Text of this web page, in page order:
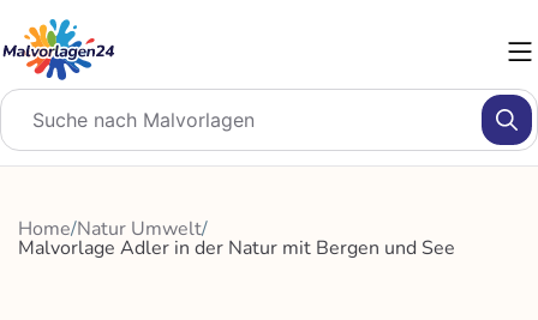
Inhalt
springen
Home/Natur Umwelt/
Malvorlage Adler in der Natur mit Bergen und See